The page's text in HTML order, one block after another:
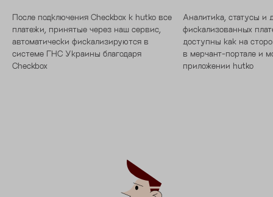
После подключения Checkbox к hutko все
платежи, принятые через наш сервис,
автоматически фискализируются в
системе ГНС Украины благодаря
Checkbox
Аналитика, статусы и
фискализованных
доступны как на
в мерчант-портале и
приложении hutko